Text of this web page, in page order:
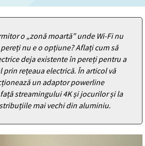
o „zonă moartă” unde Wi-Fi nu
nu e o opțiune? Aflați cum să
deja existente în pereți pentru a
rețeaua electrică. În articol vă
un adaptor powerline
streamingului 4K și jocurilor și la
mai vechi din aluminiu.